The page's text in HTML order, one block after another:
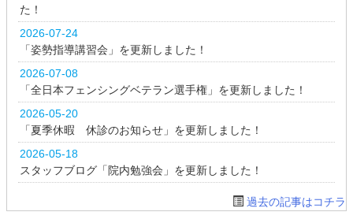
た！
2026-07-24
「姿勢指導講習会」を更新しました！
2026-07-08
「全日本フェンシングベテラン選手権」を更新しました！
2026-05-20
「夏季休暇 休診のお知らせ」を更新しました！
2026-05-18
スタッフブログ「院内勉強会」を更新しました！
過去の記事はコチラ